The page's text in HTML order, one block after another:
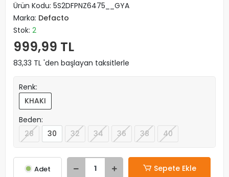
Ürün Kodu: 5S2DFPNZ6475__GYA
Marka: Defacto
Stok: 2
999,99 TL
83,33 TL 'den başlayan taksitlerle
Renk:
KHAKI
Beden:
28
30 32 34 36 38 40
Adet Sepete Ekle